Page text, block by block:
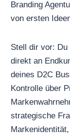
Branding
von ersten
Stell dir vor:
direkt an
deines D2C
Kontrolle über
strategische